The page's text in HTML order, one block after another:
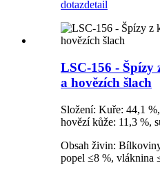
dotazdetail
LSC-156 - Špízy
a hovězích šlach
Složení: Kuře: 44,1
hovězí kůže: 11,3 %,
Obsah živin:
popel ≤8 %, vláknina